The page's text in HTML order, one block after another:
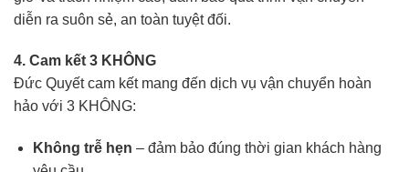
diễn ra suôn sẻ, an toàn tuyệt đối.
4. Cam kết 3 KHÔNG
Đức Quyết cam kết mang đến dịch vụ vận chuyển hoàn
hảo với 3 KHÔNG:
Không trễ hẹn – đảm bảo đúng thời gian khách hàng